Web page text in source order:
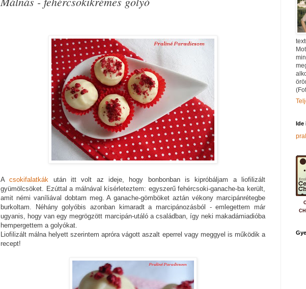
Acsokifalatkák után itt volt az ideje, hogy bonbonban is kipróbáljam a liofilizált
gyümölcsöket. Ezúttal a málnával kísérleteztem: egyszerű fehércsoki-ganache-ba került,
amit némi vaníliával dobtam meg. A ganache-gömböket aztán vékony marcipánrétegbe
burkoltam. Néhány golyóbis azonban kimaradt a marcipánozásból - emlegettem már
ugyanis, hogy van egy megrögzött marcipán-utáló a családban, így neki makadámiadióba
hempergettem a golyókat.
Liofilizált málna helyett szerintem apróra vágott aszalt eperrel vagy meggyel is működik a
recept!
Ide